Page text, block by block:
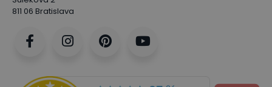
811 06 Bratislava